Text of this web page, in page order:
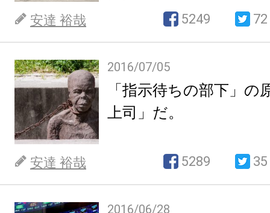
安達 裕哉 5249 72
2016/07/05
「指示待ちの部下」の
上司」だ。
安達 裕哉 5289 35
2016/06/28